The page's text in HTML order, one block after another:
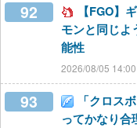
92
【FGO】
モンと同じよ
能性
2026/08/05 14:00
93
「クロス
ってかなり合